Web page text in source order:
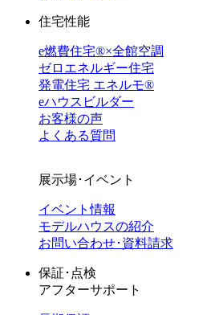
住宅性能
e燃費住宅®︎×全館空調
ゼロエネルギー住宅
発電住宅 エネルモ®
eハウスビルダー
お客様の声
よくある質問
展示場･イベント
イベント情報
モデルハウスの紹介
お問い合わせ･資料請求
保証･点検
アフターサポート